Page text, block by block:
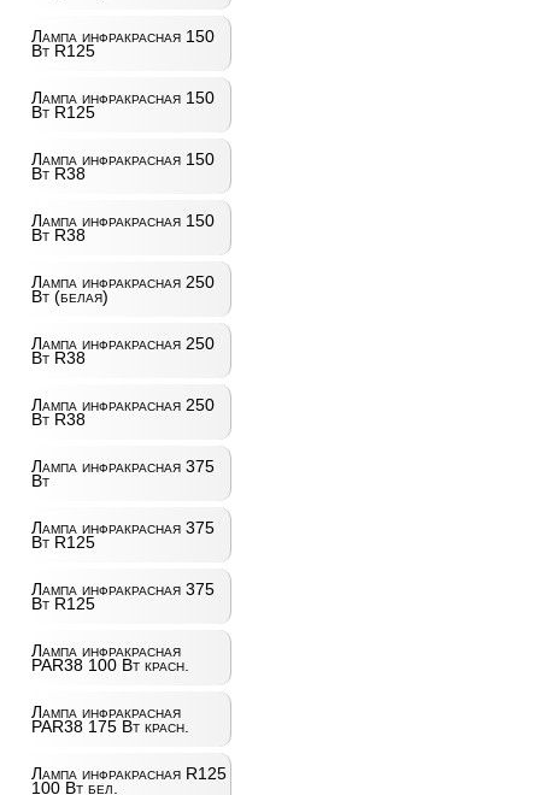
Лампа инфракрасная 150
Вт R125
Лампа инфракрасная 150
Вт R125
Лампа инфракрасная 150
Вт R38
Лампа инфракрасная 150
Вт R38
Лампа инфракрасная 250
Вт (белая)
Лампа инфракрасная 250
Вт R38
Лампа инфракрасная 250
Вт R38
Лампа инфракрасная 375
Вт
Лампа инфракрасная 375
Вт R125
Лампа инфракрасная 375
Вт R125
Лампа инфракрасная
PAR38 100 Вт красн.
Лампа инфракрасная
PAR38 175 Вт красн.
Лампа инфракрасная R125
100 Вт бел.